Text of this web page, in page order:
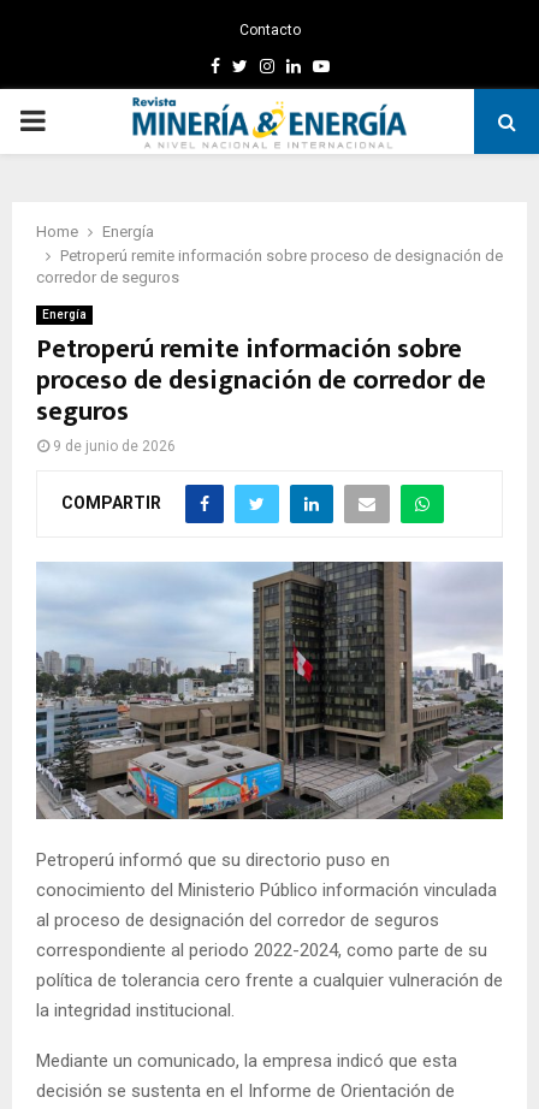
Contacto
Facebook
TwitterInstagram
LinkedinYoutube
PRIMARY
Home
Energía
Petroperú remite información sobre proceso de designación de
corredor de seguros
Energía
Petroperú remite información sobre
proceso de designación de corredor de
seguros
9 de junio de 2026
COMPARTIR
Petroperú informó que su directorio puso en
conocimiento del Ministerio Público información vinculada
al proceso de designación del corredor de seguros
correspondiente al periodo 2022-2024, como parte de su
política de tolerancia cero frente a cualquier vulneración de
la integridad institucional.
Mediante un comunicado, la empresa indicó que esta
decisión se sustenta en el Informe de Orientación de